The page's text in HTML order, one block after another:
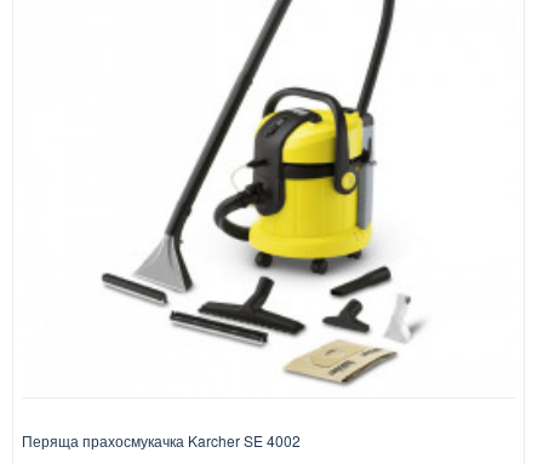
Перяща прахосмукачка Karcher SE 4002